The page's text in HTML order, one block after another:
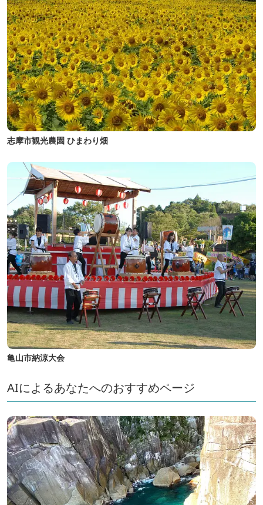
志摩市観光農園 ひまわり畑
亀山市納涼大会
AIによるあなたへのおすすめページ